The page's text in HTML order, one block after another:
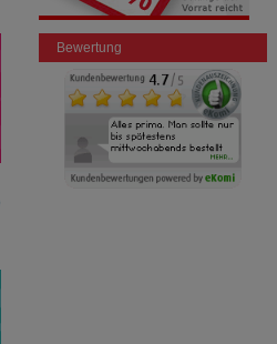
Bewertung